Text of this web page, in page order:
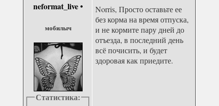
neformat_live•
мобилыч
Статистика:
Norris, Просто оставьте ее
без корма на время отпуска,
и не кормите пару дней до
отъезда, в последний день
всё почисить, и будет
здоровая как приедите.